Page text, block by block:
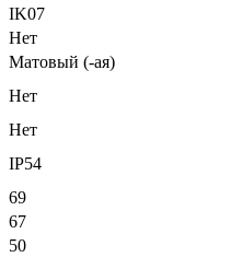
IK07
Нет
Матовый (-ая)
Нет
Нет
IP54
69
67
50